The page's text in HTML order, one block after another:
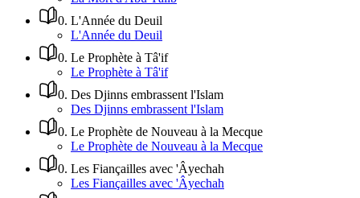
0. L'Année du Deuil
L'Année du Deuil
0. Le Prophète à Tâ'if
Le Prophète à Tâ'if
0. Des Djinns embrassent l'Islam
Des Djinns embrassent l'Islam
0. Le Prophète de Nouveau à la Mecque
Le Prophète de Nouveau à la Mecque
0. Les Fiançailles avec 'Âyechah
Les Fiançailles avec 'Âyechah